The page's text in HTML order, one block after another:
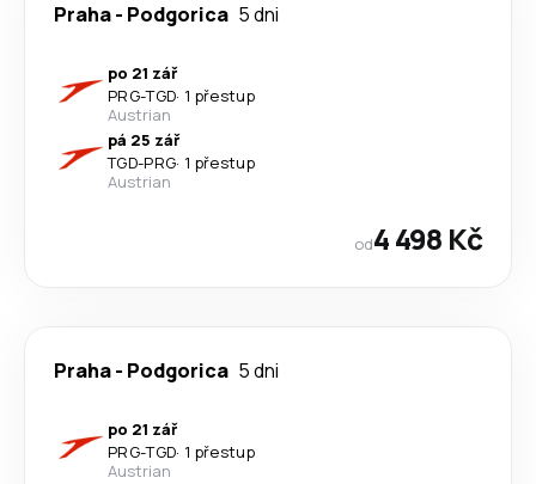
Praha- Podgorica 5 dni
po 21 zář
PRG-TGD· 1 přestup
Austrian
pá 25 zář
TGD-PRG· 1 přestup
Austrian
od4 498 Kč
Praha- Podgorica 5 dni
po 21 zář
PRG-TGD· 1 přestup
Austrian